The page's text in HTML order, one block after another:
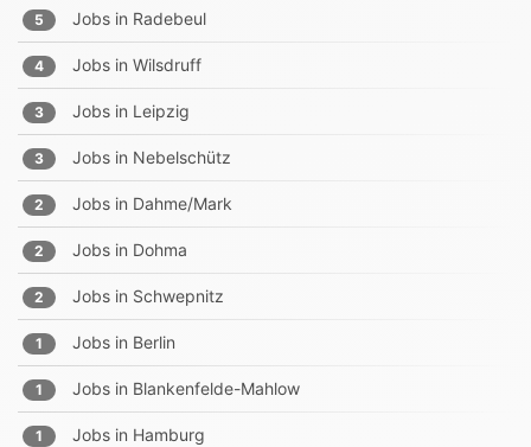
5 Jobs in Radebeul
4 Jobs in Wilsdruff
3 Jobs in Leipzig
3 Jobs in Nebelschütz
2 Jobs in Dahme/Mark
2 Jobs in Dohma
2 Jobs in Schwepnitz
1 Jobs in Berlin
1 Jobs in Blankenfelde-Mahlow
1 Jobs in Hamburg